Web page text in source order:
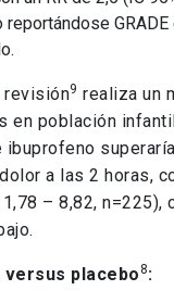
reportándose
revisión9 realiza un
en población
ibuprofeno
a las 2 horas,
– 8,82, n=225),
placebo 8: